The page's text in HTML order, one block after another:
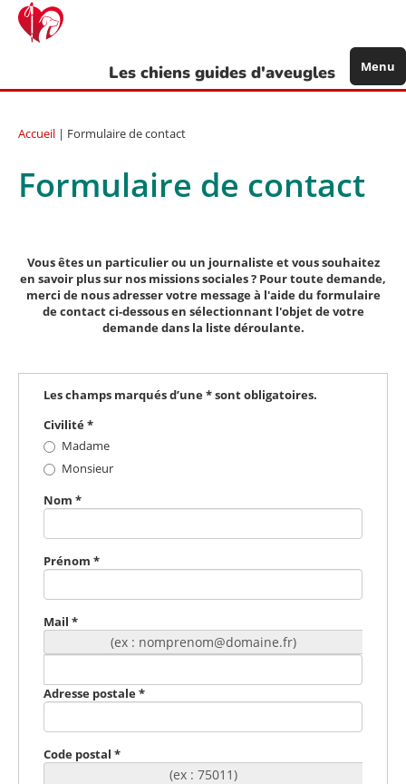
Aller
contenu
Les chiens guides d'aveugles Menu
Accueil | Formulaire de contact
Formulaire de contact
Vous êtes un particulier ou un journaliste et vous souhaitez
en savoir plus sur nos missions sociales ? Pour toute demande,
merci de nous adresser votre message à l'aide du formulaire
de contact ci-dessous en sélectionnant l'objet de votre
demande dans la liste déroulante.
Les champs marqués d’une * sont obligatoires.
Civilité*
Madame
Monsieur
Nom *
Prénom *
Mail *
(ex : nomprenom@domaine.fr)
Adresse postale*
Code postal *
(ex : 75011)